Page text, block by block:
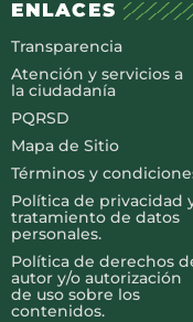
ENLACES
Transparencia
Atención y servicios a
la ciudadanía
PQRSD
Mapa de Sitio
Términos y
Política de privacidad
tratamiento de datos
personales.
Política de derechos
autor y/o autorización
de uso sobre los
contenidos.